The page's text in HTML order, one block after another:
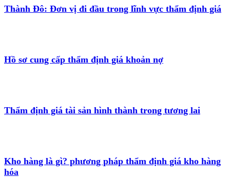
Thành Đô: Đơn vị đi đầu trong lĩnh vực thẩm định giá
Hồ sơ cung cấp thẩm định giá khoản nợ
Thẩm định giá tài sản hình thành trong tương lai
Kho hàng là gì? phương pháp thẩm định giá kho hàng
hóa